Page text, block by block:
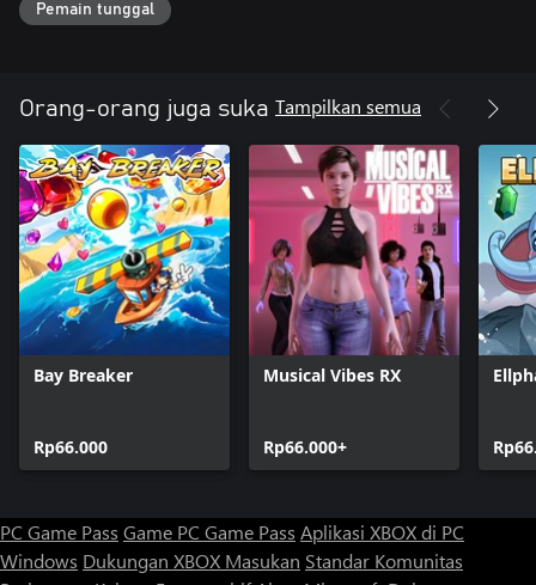
Pemain tunggal
Orang-orang juga suka Tampilkan semua
Bay Breaker
Rp66.000
Musical Vibes RX
Rp66.000+
PC Game Pass Game PC Game Pass Aplikasi XBOX di PC
Windows Dukungan XBOX Masukan Standar Komunitas